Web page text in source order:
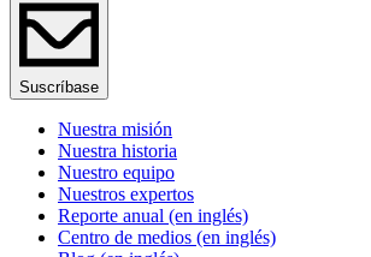
Suscríbase
Nuestra misión
Nuestra historia
Nuestro equipo
Nuestros expertos
Reporte anual (en inglés)
Centro de medios (en inglés)